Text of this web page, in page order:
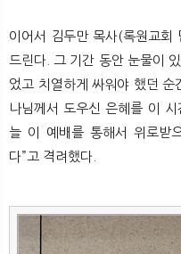
이어서 김두만 목사(록원교회
드린다. 그 기간 동안 눈물이
었고 치열하게 싸워야 했던
나님께서 도우신 은혜를 이
늘 이 예배를 통해서 위로받
다”고 격려했다.